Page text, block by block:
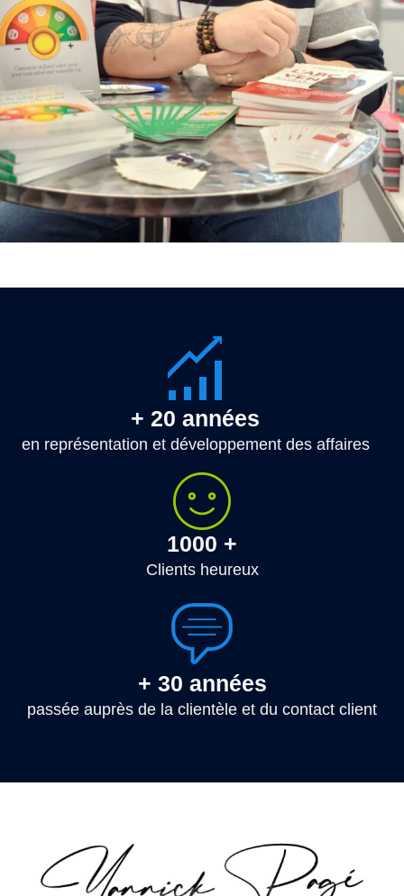
+ 20 années
en représentation et développement des affaires
1000 +
Clients heureux
+ 30 années
passée auprès de la clientèle et du contact client